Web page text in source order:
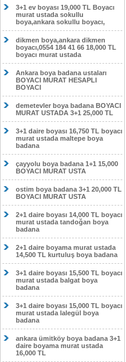
3+1 ev boyası 19,000 TL Boyacı
murat ustada sokullu
boya,ankara sokullu boyacı,
dikmen boya,ankara dikmen
boyacı,0554 184 41 66 18,000 TL
boyacı murat ustada
Ankara boya badana ustaları
BOYACI MURAT HESAPLI
BOYACI
demetevler boya badana BOYACI
MURAT USTADA 3+1 25,000 TL
3+1 daire boyası 16,750 TL boyacı
murat ustada maltepe boya
badana
çayyolu boya badana 1+1 15,000
BOYACI MURAT USTA
ostim boya badana 3+1 20,000 TL
BOYACI MURAT USTA
2+1 daire boyası 14,000 TL boyacı
murat ustada tandoğan boya
badana
2+1 daire boyama murat ustada
14,500 TL kurtuluş boya badana
3+1 daire boyası 15,500 TL boyacı
murat ustada balgat boya
badana
3+1 daire boyası 15,000 TL boyacı
murat ustada lalegül boya
badana
ankara ümitköy boya badana 3+1
daire boyama murat ustada
16,000 TL